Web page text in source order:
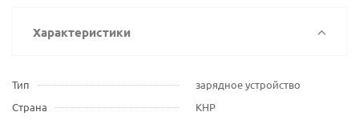
Характеристики
Тип
зарядное устройство
Страна
КНР